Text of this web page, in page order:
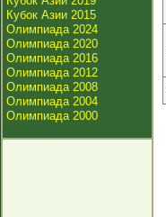
Кубок Азии 2015
Олимпиада 2024
Олимпиада 2020
Олимпиада 2016
Олимпиада 2012
Олимпиада 2008
Олимпиада 2004
Олимпиада 2000